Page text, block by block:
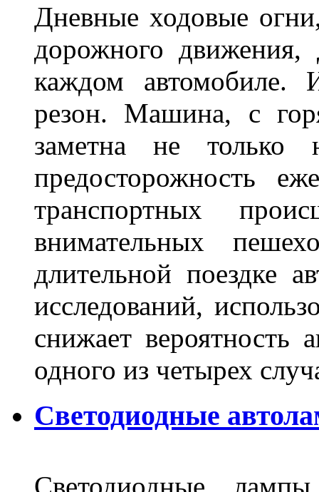
Дневные ходовые
дорожного
каждом автомобиле.
резон. Машина, с
заметна не
предосторожность
транспортных
внимательных
длительной поездке
исследований,
снижает вероятность
одного из четырех
Светодиодные